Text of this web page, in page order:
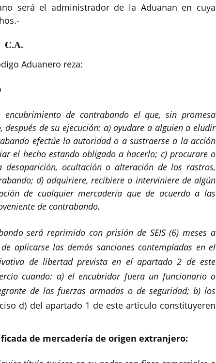
será el administrador de la Aduanan en cuya
C.A.
Aduanero reza:
encubrimiento de contrabando el que, sin promesa
de su ejecución: a) ayudare a alguien a eludir
efectúe la autoridad o a sustraerse a la acción
el hecho estando obligado a hacerlo; c) procurare o
ocultación o alteración de los rastros,
d) adquiriere, recibiere o interviniere de algún
de cualquier mercadería que de acuerdo a las
de contrabando.
será reprimido con prisión de SEIS (6) meses a
aplicarse las demás sanciones contempladas en el
de libertad prevista en el apartado 2 de este
cuando: a) el encubridor fuera un funcionario o
de las fuerzas armadas o de seguridad; b) los
d) del apartado 1 de este artículo constituyeren
de mercadería de origen extranjero: